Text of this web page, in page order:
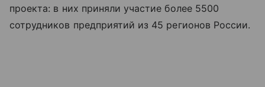
проекта: в них приняли участие более 5500
сотрудников предприятий из 45 регионов России.